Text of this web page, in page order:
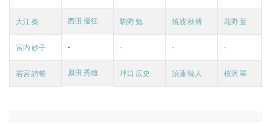
大江 奏 西田 優征 駒野 勉 筑波 秋博 花野 菫
宮内 妙子 - - - -
若宮 詩暢 原田 秀雄 坪口 広史 須藤 暁人 桜沢 翠